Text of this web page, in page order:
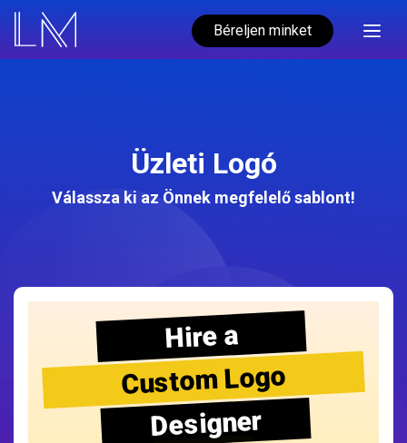
Béreljen minket
Üzleti Logó
Válassza ki az Önnek megfelelő sablont!
Hire a
Custom Logo
Designer